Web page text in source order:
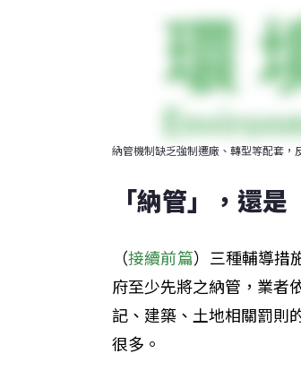
納管機制缺乏強制遷廠、轉型等配套，
「納管」，還
（接續前篇）三種輔導措
府至少先將之納管，業者
記、建築、土地相關罰則
很多。